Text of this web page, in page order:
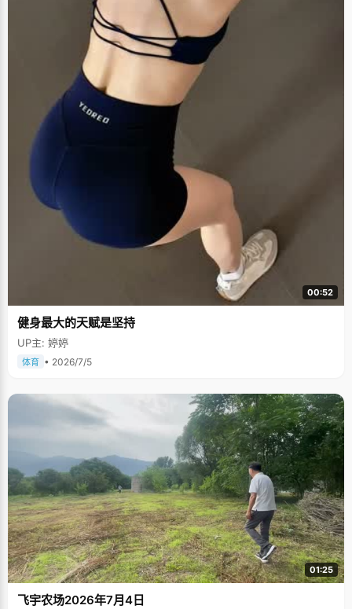
00:52
健身最大的天赋是坚持
UP主: 婷婷
体育 • 2026/7/5
01:25
飞宇农场2026年7月4日